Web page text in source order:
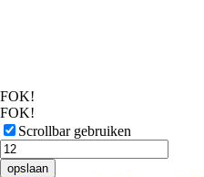
FOK!
FOK!
Scrollbar gebruiken
opslaan